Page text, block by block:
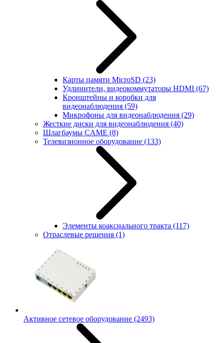
Карты памяти MicroSD (23)
Удлинители, видеокоммутаторы HDMI (67)
Кронштейны и коробки для
видеонаблюдения (59)
Микрофоны для видеонаблюдения (29)
Жесткие диски для видеонаблюдения (40)
Шлагбаумы CAME (8)
Телевизионное оборудование (133)
Элементы коаксиального тракта (117)
Отраслевые решения (1)
Активное сетевое оборудование (2493)